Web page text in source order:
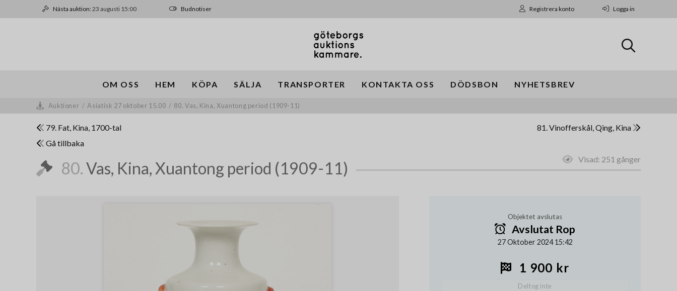
Nästa auktion:23 augusti 15:00 Budnotiser Registrera konto Logga in
OM OSS HEM KÖPA SÄLJA TRANSPORTER KONTAKTA OSS DÖDSBON NYHETSBREV
Auktioner / Asiatisk 27 oktober 15.00 / 80. Vas, Kina, Xuantong period (1909-11)
79. Fat, Kina, 1700-tal
81. Vinofferskål, Qing, Kina
Gå tillbaka
Visad: 251 gånger
80.Vas, Kina, Xuantong period (1909-11)
Objektet avslutas
Avslutat Rop
27 Oktober 2024 15:42
1 900 kr
Deltog inte